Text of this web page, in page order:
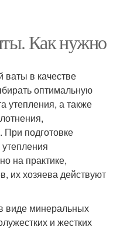
Как нужно
ваты в качестве
оптимальную
утепления, а также
При подготовке
на практике,
их хозяева действуют
виде минеральных
и жестких